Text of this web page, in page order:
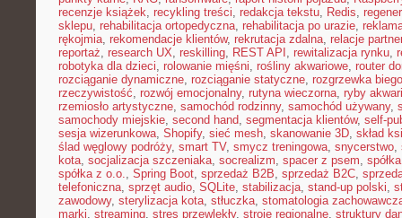
recenzje książek, recykling treści, redakcja tekstu, Redis,
sklepu, rehabilitacja ortopedyczna, rehabilitacja po urazie,
rękojmia, rekomendacje klientów, rekrutacja zdalna, relacje
reportaż, research UX, reskilling, REST API , rewitalizacja rynku,
robotyka dla dzieci, rolowanie mięśni, rośliny akwariowe, router
rozciąganie dynamiczne, rozciąganie statyczne, rozgrzewka
rzeczywistość, rozwój emocjonalny, rutyna wieczorna, ryby
rzemiosło artystyczne, samochód rodzinny, samochód używany,
samochody miejskie, second hand, segmentacja klientów, self-
sesja wizerunkowa, Shopify, sieć mesh, skanowanie 3D, skład
ślad węglowy podróży, smart TV, smycz treningowa, snycerstwo,
kota, socjalizacja szczeniaka, socrealizm, spacer z psem,
spółka z o.o., Spring Boot, sprzedaż B2B, sprzedaż B2C,
telefoniczna, sprzęt audio, SQLite, stabilizacja, stand-up polski,
zawodowy, sterylizacja kota, stłuczka, stomatologia
marki, streaming, stres przewlekły, stroje regionalne, struktury